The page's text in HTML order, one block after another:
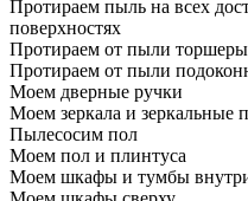
Протираем пыль на всех
поверхностях
Протираем от пыли
Протираем от пыли
Моем дверные ручки
Моем зеркала и зеркальные
Пылесосим пол
Моем пол и плинтуса
Моем шкафы и тумбы